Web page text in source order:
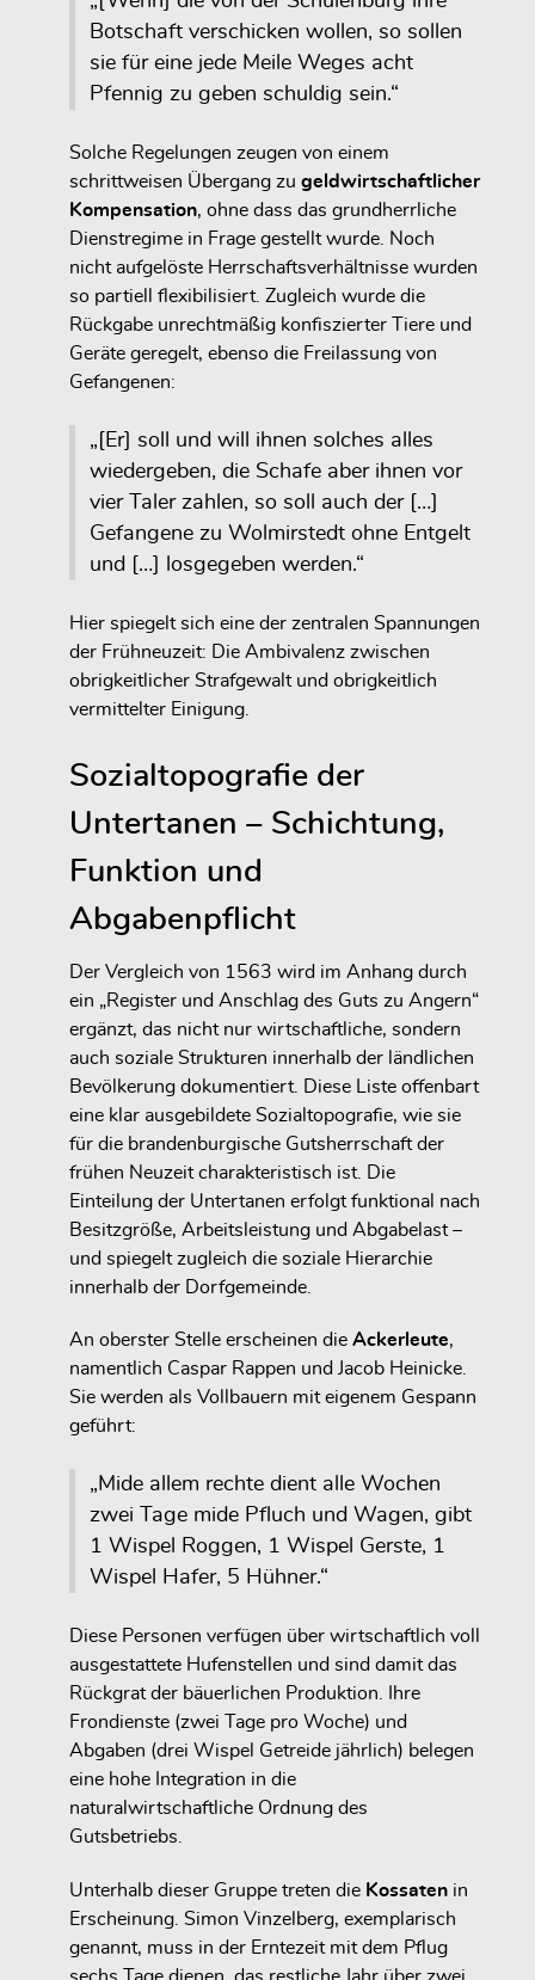
Botschaft verschicken wollen, so sollen
sie für eine jede Meile Weges acht
Pfennig zu geben schuldig sein.“
Solche Regelungen zeugen von einem
schrittweisen Übergang zu geldwirtschaftlicher
Kompensation, ohne dass das grundherrliche
Dienstregime in Frage gestellt wurde. Noch
nicht aufgelöste Herrschaftsverhältnisse wurden
so partiell flexibilisiert. Zugleich wurde die
Rückgabe unrechtmäßig konfiszierter Tiere und
Geräte geregelt, ebenso die Freilassung von
Gefangenen:
„[Er] soll und will ihnen solches alles
wiedergeben, die Schafe aber ihnen vor
vier Taler zahlen, so soll auch der […]
Gefangene zu Wolmirstedt ohne Entgelt
und […] losgegeben werden.“
Hier spiegelt sich eine der zentralen Spannungen
der Frühneuzeit: Die Ambivalenz zwischen
obrigkeitlicher Strafgewalt und obrigkeitlich
vermittelter Einigung.
Sozialtopografie der
Untertanen – Schichtung,
Funktion und
Abgabenpflicht
Der Vergleich von 1563 wird im Anhang durch
ein „Register und Anschlag des Guts zu Angern“
ergänzt, das nicht nur wirtschaftliche, sondern
auch soziale Strukturen innerhalb der ländlichen
Bevölkerung dokumentiert. Diese Liste offenbart
eine klar ausgebildete Sozialtopografie, wie sie
für die brandenburgische Gutsherrschaft der
frühen Neuzeit charakteristisch ist. Die
Einteilung der Untertanen erfolgt funktional nach
Besitzgröße, Arbeitsleistung und Abgabelast –
und spiegelt zugleich die soziale Hierarchie
innerhalb der Dorfgemeinde.
An oberster Stelle erscheinen die Ackerleute,
namentlich Caspar Rappen und Jacob Heinicke.
Sie werden als Vollbauern mit eigenem Gespann
geführt:
„Mide allem rechte dient alle Wochen
zwei Tage mide Pfluch und Wagen, gibt
1 Wispel Roggen, 1 Wispel Gerste, 1
Wispel Hafer, 5 Hühner.“
Diese Personen verfügen über wirtschaftlich voll
ausgestattete Hufenstellen und sind damit das
Rückgrat der bäuerlichen Produktion. Ihre
Frondienste (zwei Tage pro Woche) und
Abgaben (drei Wispel Getreide jährlich) belegen
eine hohe Integration in die
naturalwirtschaftliche Ordnung des
Gutsbetriebs.
Unterhalb dieser Gruppe treten die Kossaten in
Erscheinung. Simon Vinzelberg, exemplarisch
genannt, muss in der Erntezeit mit dem Pflug